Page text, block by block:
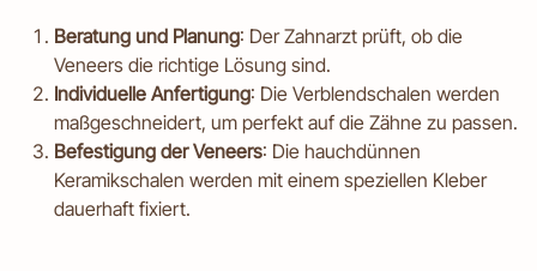
Beratung und Planung: Der Zahnarzt prüft, ob die
Veneers die richtige Lösung sind.
Individuelle Anfertigung: Die Verblendschalen werden
maßgeschneidert, um perfekt auf die Zähne zu passen.
Befestigung der Veneers: Die hauchdünnen
Keramikschalen werden mit einem speziellen Kleber
dauerhaft fixiert.